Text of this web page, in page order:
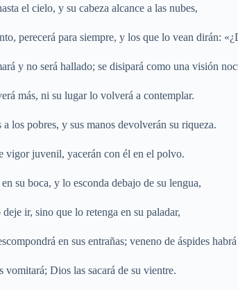
el cielo, y su cabeza alcance a las nubes,
perecerá para siempre, y los que lo vean dirán:
y no será hallado; se disipará como una visión
más, ni su lugar lo volverá a contemplar.
los pobres, y sus manos devolverán su riqueza.
vigor juvenil, yacerán con él en el polvo.
su boca, y lo esconda debajo de su lengua,
ir, sino que lo retenga en su paladar,
en sus entrañas; veneno de áspides
vomitará; Dios las sacará de su vientre.